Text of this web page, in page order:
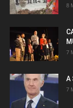
8
7
A
7